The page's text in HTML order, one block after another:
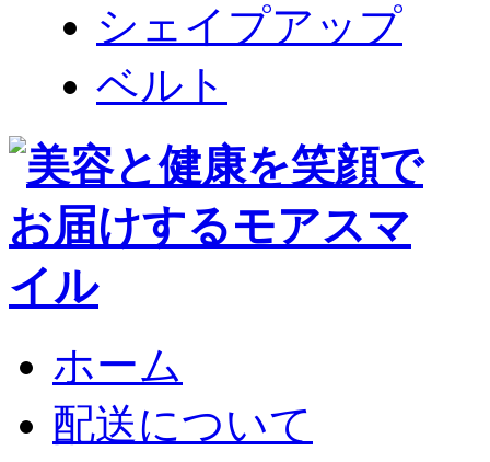
シェイプアップ
ベルト
ホーム
配送について